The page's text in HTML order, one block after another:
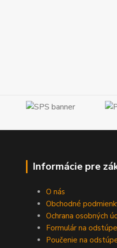
Informácie pre
O nás
Obchodné
Ochrana osobných
Formulár na
Poučenie na